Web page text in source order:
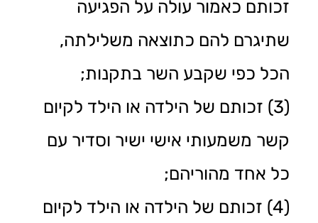
זכותם כאמור עולה על הפגיעה
שתיגרם להם כתוצאה משלילתה,
הכל כפי שקבע השר בתקנות;
(3) זכותם של הילדה או הילד לקיום
קשר משמעותי אישי ישיר וסדיר עם
כל אחד מהוריהם;
(4) זכותם של הילדה או הילד לקיום